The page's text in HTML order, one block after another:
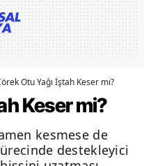
Otu Yağı İştah Keser mi?
Keser mi?
kesmese de
destekleyici